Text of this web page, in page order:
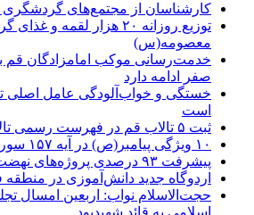
کارشناسان از مجتمع‌های گردشگری
توزیع روزانه ۲۰ هزار
معصومه(س)
صفر ادامه دارد
خستگی و خواب‌آلودگی عامل اصلی
است
ثبت ۵ تالاب قم در فهرست رسمی تالاب‌های کشور
۱۰ ویژگی پیامبر(ص) در آیه ۱۵۷ سوره اعراف
پیشرفت ۹۳ درصدی پروژه‌های نهضت ملی مسکن در قم
اردوگاه جدید دانش‌آموزی در
حجت‌الاسلام نواب: اربعین امسال